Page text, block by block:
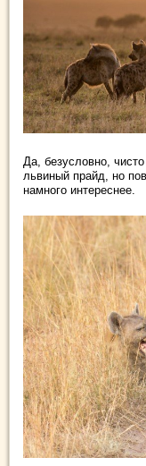
Да, безусловно,
львиный прайд, но
намного интереснее.